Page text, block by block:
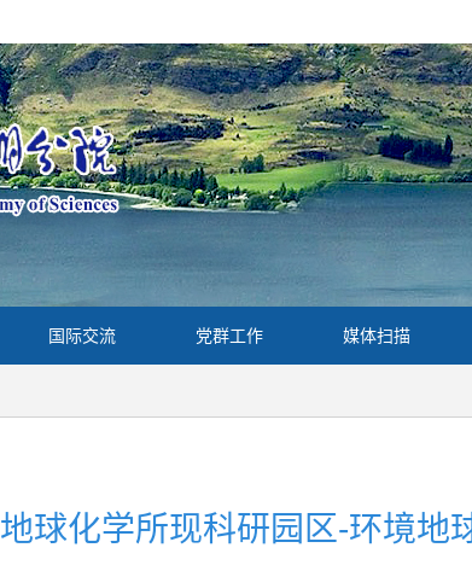
国际交流 党群工作 媒体扫描
地球化学所现科研园区-环境地